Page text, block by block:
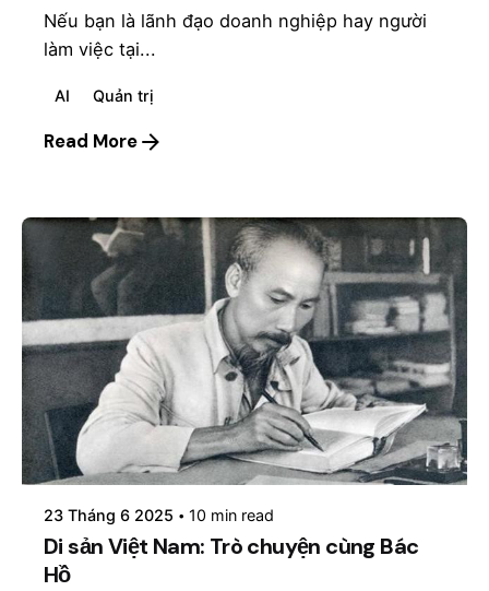
Nếu bạn là lãnh đạo doanh nghiệp hay người
làm việc tại...
AI Quản trị
Read More
Posted by
mosyai
23 Tháng 6 2025 10 min read
Di sản Việt Nam: Trò chuyện cùng Bác
Hồ